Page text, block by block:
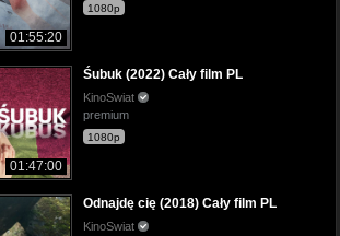
01:55:20
1080p
01:47:00
Śubuk (2022) Cały film PL
KinoSwiat
premium
1080p
Odnajdę cię (2018) Cały film PL
KinoSwiat